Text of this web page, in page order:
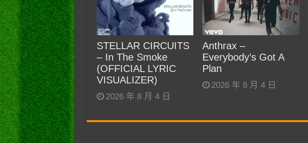
STELLAR CIRCUITS
– In The Smoke
(OFFICIAL LYRIC
VISUALIZER)
2026 年 8 月 4 日
Anthrax –
Everybody’s Got A
Plan
2026 年 8 月 4 日